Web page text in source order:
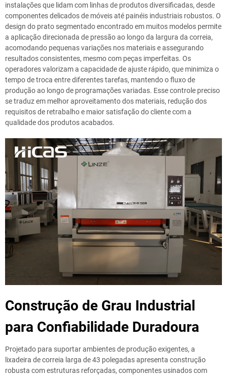
instalações que lidam com linhas de produtos diversificadas, desde
componentes delicados de móveis até painéis industriais robustos. O
design do prato segmentado encontrado em muitos modelos permite
a aplicação direcionada de pressão ao longo da largura da correia,
acomodando pequenas variações nos materiais e assegurando
resultados consistentes, mesmo com peças imperfeitas. Os
operadores valorizam a capacidade de ajuste rápido, que minimiza o
tempo de troca entre diferentes tarefas, mantendo o fluxo de
produção ao longo de programações variadas. Esse controle preciso
se traduz em melhor aproveitamento dos materiais, redução dos
requisitos de retrabalho e maior satisfação do cliente com a
qualidade dos produtos acabados.
Construção de Grau Industrial
para Confiabilidade Duradoura
Projetado para suportar ambientes de produção exigentes, a
lixadeira de correia larga de 43 polegadas apresenta construção
robusta com estruturas reforçadas, componentes usinados com